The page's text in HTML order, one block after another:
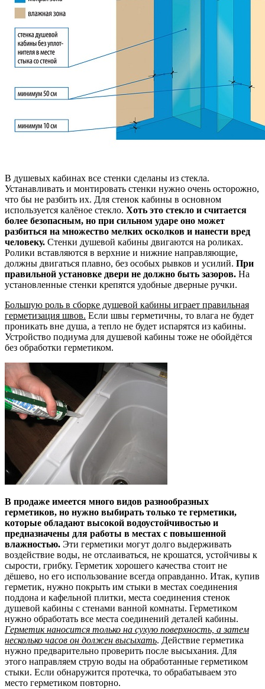
В душевых кабинах все стенки сделаны из стекла.
Устанавливать и монтировать стенки нужно очень осторожно,
что бы не разбить их. Для стенок кабины в основном
используется калёное стекло. Хоть это стекло и считается
более безопасным, но при сильном ударе оно может
разбиться на множество мелких осколков и нанести вред
человеку. Стенки душевой кабины двигаются на роликах.
Ролики вставляются в верхние и нижние направляющие,
должны двигаться плавно, без особых рывков и усилий. При
правильной установке двери не должно быть зазоров. На
установленные стенки крепятся удобные дверные ручки.
Большую роль в сборке душевой кабины играет правильная
герметизация швов. Если швы герметичны, то влага не будет
проникать вне душа, а тепло не будет испарятся из кабины.
Устройство подиума для душевой кабины тоже не обойдётся
без обработки герметиком.
В продаже имеется много видов разнообразных
герметиков, но нужно выбирать только те герметики,
которые обладают высокой водоустойчивостью и
предназначены для работы в местах с повышенной
влажностью. Эти герметики могут долго выдерживать
воздействие воды, не отслаиваться, не крошатся, устойчивы к
сырости, грибку. Герметик хорошего качества стоит не
дёшево, но его использование всегда оправданно. Итак, купив
герметик, нужно покрыть им стыки в местах соединения
поддона и кафельной плитки, места соединения стенок
душевой кабины с стенами ванной комнаты. Герметиком
нужно обработать все места соединений деталей кабины.
Герметик наносится только на сухую поверхность, а затем
несколько часов он должен высыхать. Действие герметика
нужно предварительно проверить после высыхания. Для
этого направляем струю воды на обработанные герметиком
стыки. Если обнаружится протечка, то обрабатываем это
место герметиком повторно.